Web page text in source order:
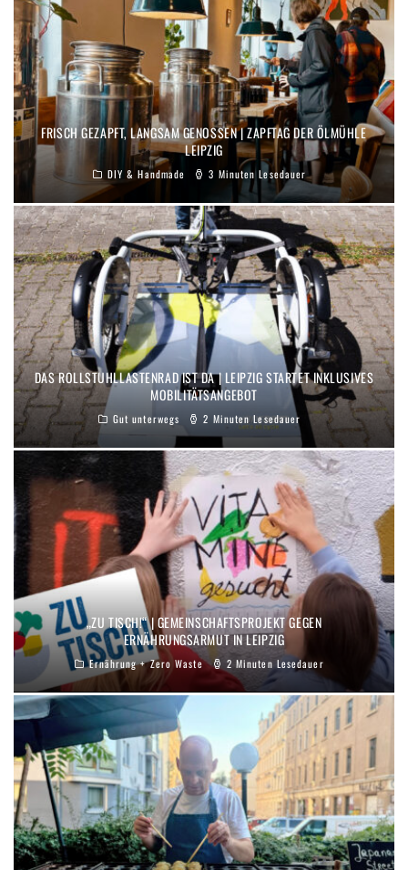
FRISCH GEZAPFT, LANGSAM GENOSSEN | ZAPFTAG DER ÖLMÜHLE
LEIPZIG
DIY & Handmade 3 Minuten Lesedauer
DAS ROLLSTUHLLASTENRAD IST DA | LEIPZIG STARTET INKLUSIVES
MOBILITÄTSANGEBOT
Gut unterwegs 2 Minuten Lesedauer
„ZU TISCH!“ | GEMEINSCHAFTSPROJEKT GEGEN
ERNÄHRUNGSARMUT IN LEIPZIG
Ernährung + Zero Waste 2 Minuten Lesedauer